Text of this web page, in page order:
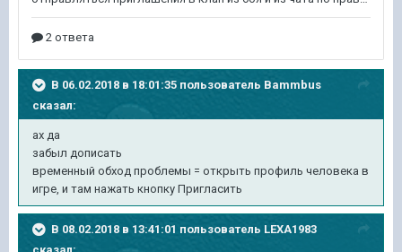
В 06.02.2018 в 18:01:35 пользователь Bammbus
сказал:
ах да
забыл дописать
временный обход проблемы = открыть профиль человека в
игре, и там нажать кнопку Пригласить
В 08.02.2018 в 13:41:01 пользователь LEXA1983